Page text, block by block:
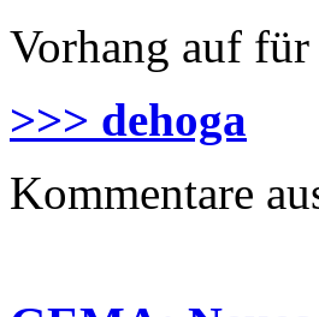
Vorhang auf
>>> dehoga
Kommentare